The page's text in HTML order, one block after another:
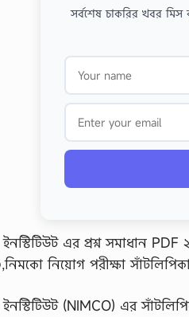
সর্বশেষ চাকরির খবর
এর প্রশ্ন সমাধান
নিয়োগ পরীক্ষা
(NIMCO) এর